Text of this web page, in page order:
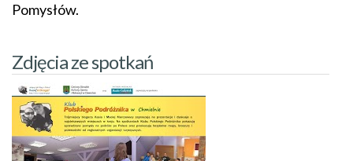
Pomysłów.
Zdjęcia ze spotkań